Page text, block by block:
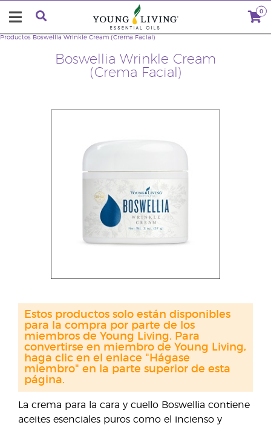
0
Boswellia Wrinkle Cream
(Crema Facial)
Productos Boswellia Wrinkle Cream (Crema Facial)
La crema para la cara y cuello Boswellia contiene
aceites esenciales puros como el incienso y
Estos productos solo están disponibles
para la compra por parte de los
miembros de Young Living. Para
convertirse en miembro de Young Living,
haga clic en el enlace "Hágase
miembro" en la parte superior de esta
página.